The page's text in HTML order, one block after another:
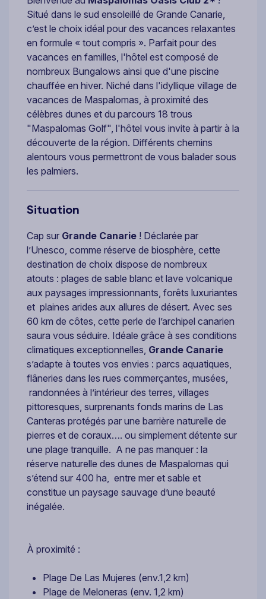
Situé dans le sud ensoleillé de Grande Canarie,
c’est le choix idéal pour des vacances relaxantes
en formule « tout compris ». Parfait pour des
vacances en familles, l'hôtel est composé de
nombreux Bungalows ainsi que d'une piscine
chauffée en hiver. Niché dans l'idyllique village de
vacances de Maspalomas, à proximité des
célèbres dunes et du parcours 18 trous
"Maspalomas Golf", l'hôtel vous invite à partir à la
découverte de la région. Différents chemins
alentours vous permettront de vous balader sous
les palmiers.
Situation
Cap sur Grande Canarie ! Déclarée par
l’Unesco, comme réserve de biosphère, cette
destination de choix dispose de nombreux
atouts : plages de sable blanc et lave volcanique
aux paysages impressionnants, forêts luxuriantes
et plaines arides aux allures de désert. Avec ses
60 km de côtes, cette perle de l’archipel canarien
saura vous séduire. Idéale grâce à ses conditions
climatiques exceptionnelles, Grande Canarie
s’adapte à toutes vos envies : parcs aquatiques,
flâneries dans les rues commerçantes, musées,
randonnées à l’intérieur des terres, villages
pittoresques, surprenants fonds marins de Las
Canteras protégés par une barrière naturelle de
pierres et de coraux…. ou simplement détente sur
une plage tranquille. A ne pas manquer : la
réserve naturelle des dunes de Maspalomas qui
s’étend sur 400 ha, entre mer et sable et
constitue un paysage sauvage d’une beauté
inégalée.
À proximité :
Plage De Las Mujeres (env.1,2 km)
Plage de Meloneras (env. 1,2 km)